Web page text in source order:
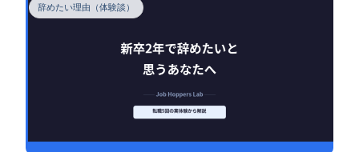
辞めたい理由（体験談）